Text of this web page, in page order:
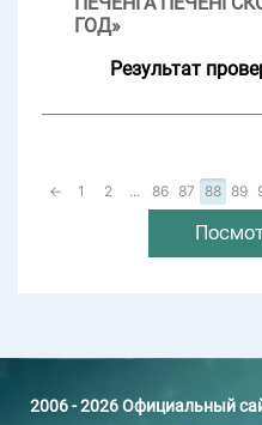
ГОД»
Результат
← 1 2 ... 86 87 88 89
2006 - 2026 Официальный